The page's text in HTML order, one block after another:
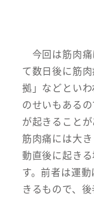
今回は筋肉痛
て数日後に筋
拠」などとい
のせいもある
が起きることが
筋肉痛には大
動直後に起き
す。前者は運
きるもので、